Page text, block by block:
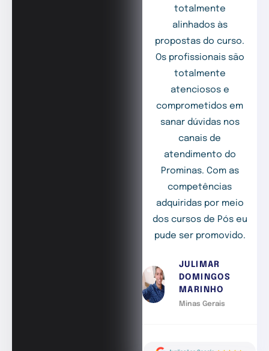
totalmente
alinhados às
propostas do curso.
Os profissionais são
totalmente
atenciosos e
comprometidos em
sanar dúvidas nos
canais de
atendimento do
Prominas. Com as
competências
adquiridas por meio
dos cursos de Pós eu
pude ser promovido.
JULIMAR
DOMINGOS
MARINHO
Minas Gerais